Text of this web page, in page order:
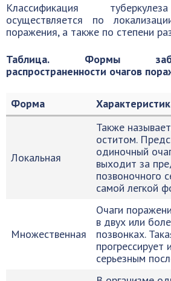
Классификация
осуществляется по
поражения, а также по степени
Таблица. Формы
распространенности очагов
Форма
Локальная
Также
оститом.
одиночный
выходит за
позвоночного
самой легкой
Множественная
Очаги
в двух или
позвонках.
серьезным